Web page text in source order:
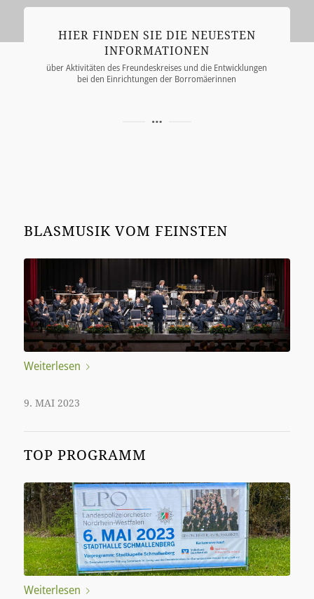
HIER FINDEN SIE DIE NEUESTEN
INFORMATIONEN
über Aktivitäten des Freundeskreises und die Entwicklungen
bei den Einrichtungen der Borromäerinnen
BLASMUSIK VOM FEINSTEN
Weiterlesen
9. MAI 2023
TOP PROGRAMM
Weiterlesen